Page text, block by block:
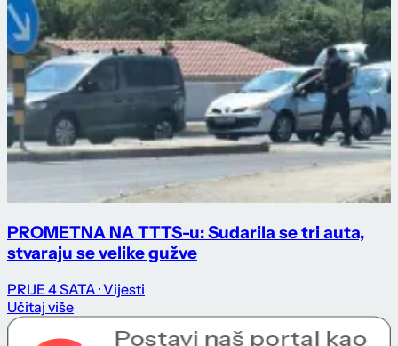
PROMETNA NA TTTS-u: Sudarila se tri auta,
stvaraju se velike gužve
PRIJE 4 SATA · Vijesti
Učitaj više